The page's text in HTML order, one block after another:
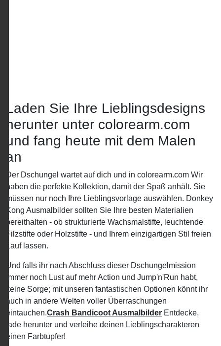
Laden Sie Ihre Lieblingsdesigns
herunter unter colorearm.com
und fang heute mit dem Malen
an
Der Dschungel wartet auf dich und in colorearm.com Wir
haben die perfekte Kollektion, damit der Spaß anhält. Sie
müssen nur noch Ihre Lieblingsvorlage auswählen. Donkey
Kong Ausmalbilder sollten Sie Ihre besten Materialien
bereithalten - ob strukturierte Wachsmalstifte, leuchtende
Filzstifte oder Holzstifte - und Ihrem einzigartigen Stil freien
Lauf lassen.
Und falls ihr nach Abschluss dieser Dschungelmission
immer noch Lust auf mehr Action und Jump'n'Run habt,
keine Sorge; mit unseren fantastischen Optionen könnt ihr
auch in andere Welten voller Überraschungen
eintauchen.Crash Bandicoot Ausmalbilder Entdecke,
lade herunter und verleihe deinen Lieblingscharakteren
einen Farbtupfer!